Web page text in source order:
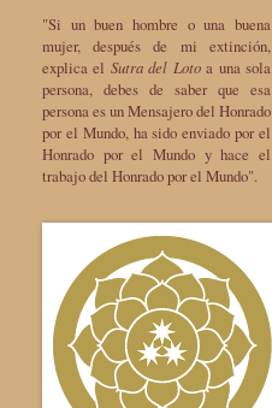
"Si un buen hombre o una buena
mujer, después de mi extinción,
explica el Sutra del Lotoa una sola
persona, debes de saber que esa
persona es un Mensajero del Honrado
por el Mundo, ha sido enviado por el
Honrado por el Mundo y hace el
trabajo del Honrado por el Mundo".